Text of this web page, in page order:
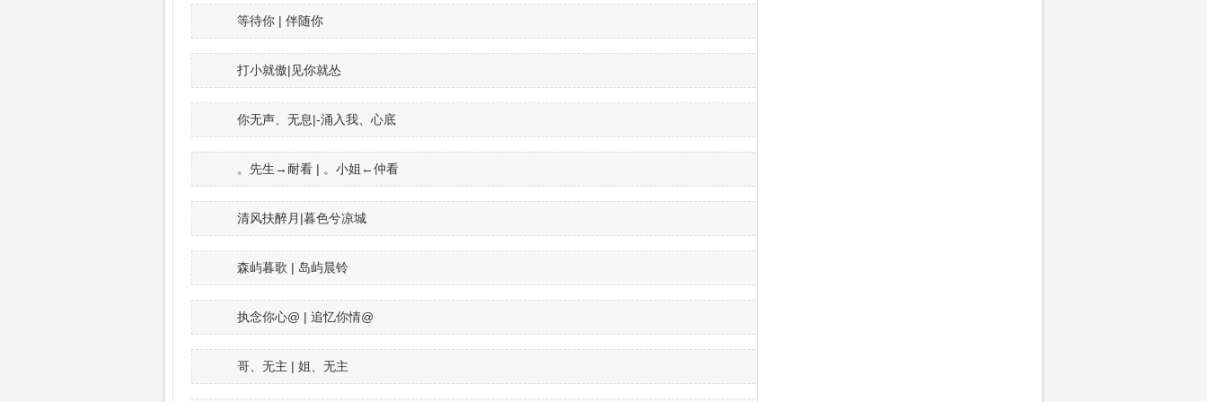
等待你 | 伴随你
打小就傲|见你就怂
你无声、无息|-涌入我、心底
。先生→耐看 | 。小姐←仲看
清风扶醉月|暮色兮凉城
森屿暮歌 | 岛屿晨铃
执念你心@ | 追忆你情@
哥、无主 | 姐、无主